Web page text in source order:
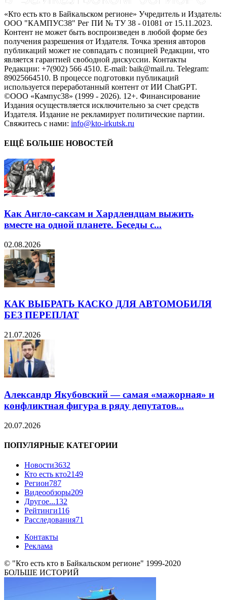
«Кто есть кто в Байкальском регионе» Учредитель и Издатель:
ООО "КАМПУС38" Рег ПИ № ТУ 38 - 01081 от 15.11.2023.
Контент не может быть воспроизведен в любой форме без
получения разрешения от Издателя. Точка зрения авторов
публикаций может не совпадать с позицией Редакции, что
является гарантией свободной дискуссии. Контакты
Редакции: +7(902) 566 4510. E-mail: baik@mail.ru. Telegram:
89025664510. В процессе подготовки публикаций
используется переработанный контент от ИИ ChatGPT.
©ООО «Кампус38» (1999 - 2026). 12+. Финансирование
Издания осуществляется исключительно за счет средств
Издателя. Издание не рекламирует политические партии.
Свяжитесь с нами: info@kto-irkutsk.ru
ЕЩЁ БОЛЬШЕ НОВОСТЕЙ
Как Англо-саксам и Хардлендцам выжить
вместе на одной планете. Беседы с...
02.08.2026
КАК ВЫБРАТЬ КАСКО ДЛЯ АВТОМОБИЛЯ
БЕЗ ПЕРЕПЛАТ
21.07.2026
Александр Якубовский — самая «мажорная» и
конфликтная фигура в ряду депутатов...
20.07.2026
ПОПУЛЯРНЫЕ КАТЕГОРИИ
Новости3632
Кто есть кто2149
Регион787
Видеообзоры209
Другое...132
Рейтинги116
Расследования71
Контакты
Реклама
© "Кто есть кто в Байкальском регионе" 1999-2020
БОЛЬШЕ ИСТОРИЙ